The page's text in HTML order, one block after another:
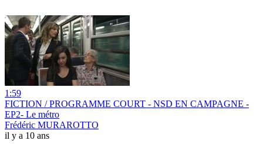
1:59
FICTION / PROGRAMME COURT - NSD EN CAMPAGNE -
EP2- Le métro
Frédéric MURAROTTO
il y a 10 ans